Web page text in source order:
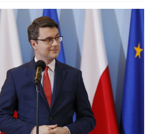
w ruchu drogowym obowiązywać
Jedną z najważniejszych zmian,
w życie, ma być ustanowienie
pieszych, którzy wchodzą na
osoby mają mieć
każdym pojazdem, nie licząc
zakazano korzystania z
na jezdnię bądź torowisko.🛣️
o ruchu drogowym ⤵️🚶 Obowiązek
także pieszemu
przejście 📵 Zakaz korzystania z
podczas przechodzenia przed
pic.twitter.com/xjgDyRknY1—
(@PremierRP) June 1, 2021